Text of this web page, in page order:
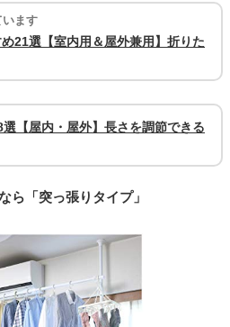
ます
21選【室内用＆屋外兼用】折りた
【屋内・屋外】長さを調節できる
ら「突っ張りタイプ」